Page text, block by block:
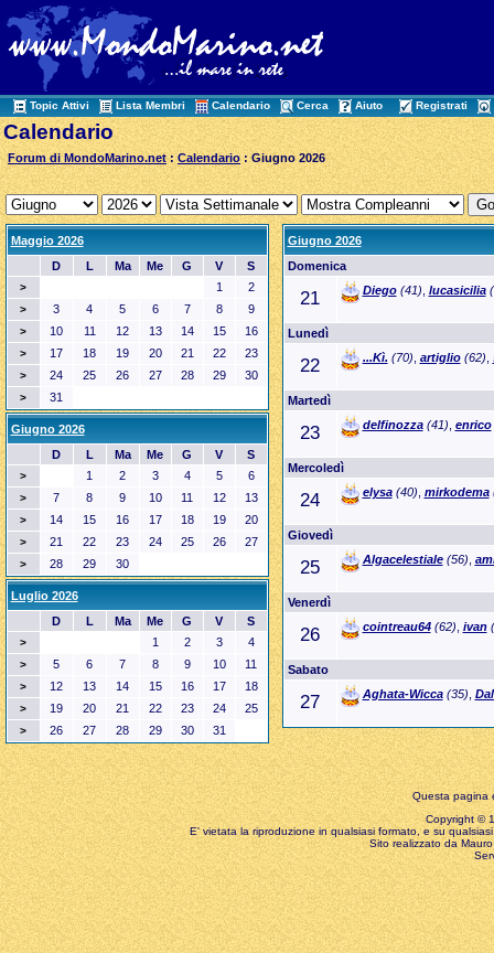
Topic Attivi Lista Membri Calendario Cerca Aiuto Registrati
Calendario
Forum di MondoMarino.net :Calendario : Giugno 2026
Maggio 2026
D
L Ma Me G V S
> 1 2
> 3 4 5 6 7 8 9
> 10 11 12 13 14 15 16
> 17 18 19 20 21 22 23
> 24 25 26 27 28 29 30
> 31
Giugno 2026
Domenica
21 Diego(41), lucasicilia
Lunedì
22 ...Kì. (70), artiglio(62),
Martedì
23 delfinozza(41), enrico
Mercoledì
24 elysa(40), mirkodema
Giovedì
25 Algacelestiale(56),
Venerdì
26 cointreau64(62), ivan
Sabato
27 Aghata-Wicca(35),
Giugno 2026
D
L Ma Me G V S
> 1 2 3 4 5 6
> 7 8 9 10 11 12 13
> 14 15 16 17 18 19 20
> 21 22 23 24 25 26 27
> 28 29 30
Luglio 2026
D
L Ma Me G V S
> 1 2 3 4
> 5 6 7 8 9 10 11
> 12 13 14 15 16 17 18
> 19 20 21 22 23 24 25
> 26 27 28 29 30 31
Questa pagina
Copyright ©
E' vietata la riproduzione in qualsiasi formato, e su
Sito realizzato da